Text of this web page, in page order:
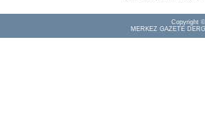
Copyright ©
MERKEZ GAZETE